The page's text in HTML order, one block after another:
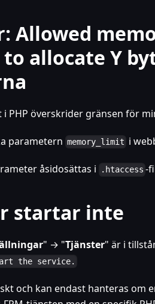
Allowed
allocate Y
PHP överskrider gränsen för
parametern memory_limit i
åsidosättas i .htaccess -
startar inte
" → "Tjänster" är i
the service.
och kan endast hanteras om